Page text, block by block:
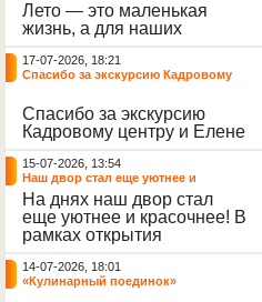
игры выступил наш
воспитанник - Константин
Н., который по праву носит
звание самого читающего
и эрудированного
участника наших
мероприятий.
Лето — это маленькая
жизнь, а для наших
воспитанниц оно
наполнено открытиями. В
один из теплых дней мы
пластилин, книги и конечно
же телефоны, чтобы
отправиться на небольшую
цветочную охоту в
ближайший луг.
17-07-2026, 18:21
Спасибо за экскурсию Кадровому
Спасибо за экскурсию
Кадровому центру и Елене
Романовне за тёплую
встречу.
15-07-2026, 13:54
Наш двор стал еще уютнее и
красочнее!
На днях наш двор стал
еще уютнее и красочнее! В
рамках открытия
Социальной гостиной
нашего Центра, перед
воспитанниками была
14-07-2026, 18:01
«Кулинарный поединок»